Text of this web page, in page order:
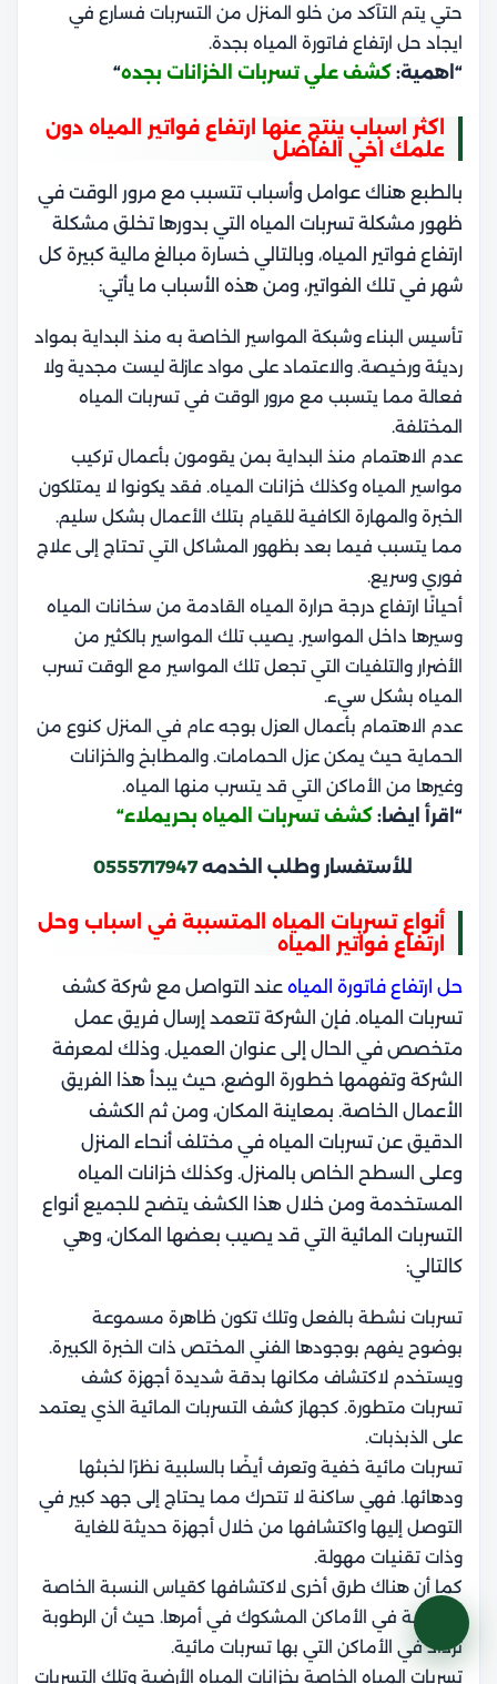
حتي يتم التآكد من خلو المنزل من التسربات فسارع في
ايجاد حل ارتفاع فاتورة المياه بجدة.
“اهمية: كشف علي تسربات الخزانات بجده“
اكثر اسباب ينتج عنها ارتفاع فواتير المياه دون
علمك اخي الفاضل
بالطبع هناك عوامل وأسباب تتسبب مع مرور الوقت في
ظهور مشكلة تسربات المياه التي بدورها تخلق مشكلة
ارتفاع فواتير المياه، وبالتالي خسارة مبالغ مالية كبيرة كل
شهر في تلك الفواتير، ومن هذه الأسباب ما يأتي:
تأسيس البناء وشبكة المواسير الخاصة به منذ البداية بمواد
رديئة ورخيصة. والاعتماد على مواد عازلة ليست مجدية ولا
فعالة مما يتسبب مع مرور الوقت في تسربات المياه
المختلفة.
عدم الاهتمام منذ البداية بمن يقومون بأعمال تركيب
مواسير المياه وكذلك خزانات المياه. فقد يكونوا لا يمتلكون
الخبرة والمهارة الكافية للقيام بتلك الأعمال بشكل سليم.
مما يتسبب فيما بعد بظهور المشاكل التي تحتاج إلى علاج
فوري وسريع.
أحيانًا ارتفاع درجة حرارة المياه القادمة من سخانات المياه
وسيرها داخل المواسير. يصيب تلك المواسير بالكثير من
الأضرار والتلفيات التي تجعل تلك المواسير مع الوقت تسرب
المياه بشكل سيء.
عدم الاهتمام بأعمال العزل بوجه عام في المنزل كنوع من
الحماية حيث يمكن عزل الحمامات. والمطابخ والخزانات
وغيرها من الأماكن التي قد يتسرب منها المياه.
“اقرأ ايضا: كشف تسربات المياه بحريملاء“
للأستفسار وطلب الخدمه 0555717947
أنواع تسربات المياه المتسببة في اسباب وحل
ارتفاع فواتير المياه
حل ارتفاع فاتورة المياه عند التواصل مع شركة كشف
تسربات المياه. فإن الشركة تتعمد إرسال فريق عمل
متخصص في الحال إلى عنوان العميل. وذلك لمعرفة
الشركة وتفهمها خطورة الوضع، حيث يبدأ هذا الفريق
الأعمال الخاصة. بمعاينة المكان، ومن ثم الكشف
الدقيق عن تسربات المياه في مختلف أنحاء المنزل
وعلى السطح الخاص بالمنزل. وكذلك خزانات المياه
المستخدمة ومن خلال هذا الكشف يتضح للجميع أنواع
التسربات المائية التي قد يصيب بعضها المكان، وهي
كالتالي:
تسربات نشطة بالفعل وتلك تكون ظاهرة مسموعة
بوضوح يفهم بوجودها الفني المختص ذات الخبرة الكبيرة.
ويستخدم لاكتشاف مكانها بدقة شديدة أجهزة كشف
تسربات متطورة. كجهاز كشف التسربات المائية الذي يعتمد
على الذبذبات.
تسربات مائية خفية وتعرف أيضًا بالسلبية نظرًا لخبثها
ودهائها. فهي ساكنة لا تتحرك مما يحتاج إلى جهد كبير في
التوصل إليها واكتشافها من خلال أجهزة حديثة للغاية
وذات تقنيات مهولة.
كما أن هناك طرق أخرى لاكتشافها كقياس النسبة الخاصة
بالرطوبة في الأماكن المشكوك في أمرها. حيث أن الرطوبة
تزداد في الأماكن التي بها تسربات مائية.
تسربات المياه الخاصة بخزانات المياه الأرضية وتلك التسربات